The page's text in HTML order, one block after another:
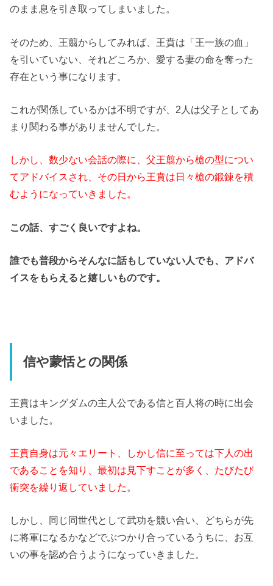
のまま息を引き取ってしまいました。
そのため、王翦からしてみれば、王賁は「王一族の血」
を引いていない、それどころか、愛する妻の命を奪った
存在という事になります。
これが関係しているかは不明ですが、2人は父子としてあ
まり関わる事がありませんでした。
しかし、数少ない会話の際に、父王翦から槍の型につい
てアドバイスされ、その日から王賁は日々槍の鍛錬を積
むようになっていきました。
この話、すごく良いですよね。
誰でも普段からそんなに話もしていない人でも、アドバ
イスをもらえると嬉しいものです。
信や蒙恬との関係
王賁はキングダムの主人公である信と百人将の時に出会
いました。
王賁自身は元々エリート、しかし信に至っては下人の出
であることを知り、最初は見下すことが多く、たびたび
衝突を繰り返していました。
しかし、同じ同世代として武功を競い合い、どちらが先
に将軍になるかなどでぶつかり合っているうちに、お互
いの事を認め合うようになっていきました。